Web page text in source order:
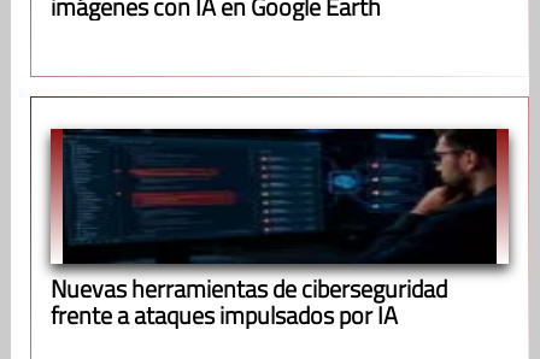
Nuevas herramientas de ciberseguridad
frente a ataques impulsados por IA